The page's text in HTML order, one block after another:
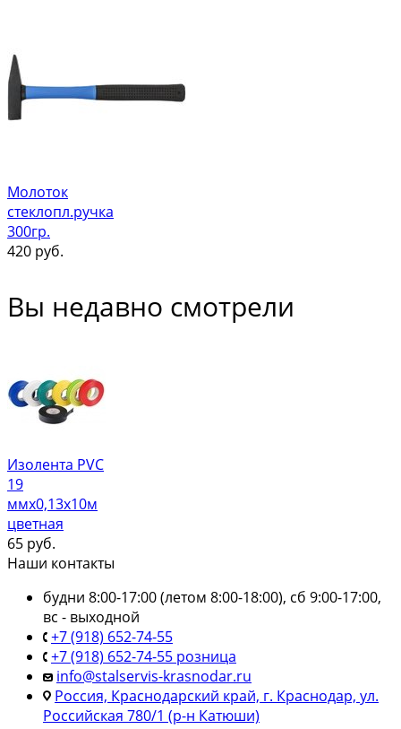
Молоток
стеклопл.ручка
300гр.
420 руб.
Вы недавно смотрели
Изолента PVC
19
ммх0,13х10м
цветная
65 руб.
Наши контакты
будни 8:00-17:00 (летом 8:00-18:00), сб 9:00-17:00,
вс - выходной
+7 (918) 652-74-55
+7 (918) 652-74-55 розница
info@stalservis-krasnodar.ru
Россия, Краснодарский край, г. Краснодар, ул.
Российская 780/1 (р-н Катюши)